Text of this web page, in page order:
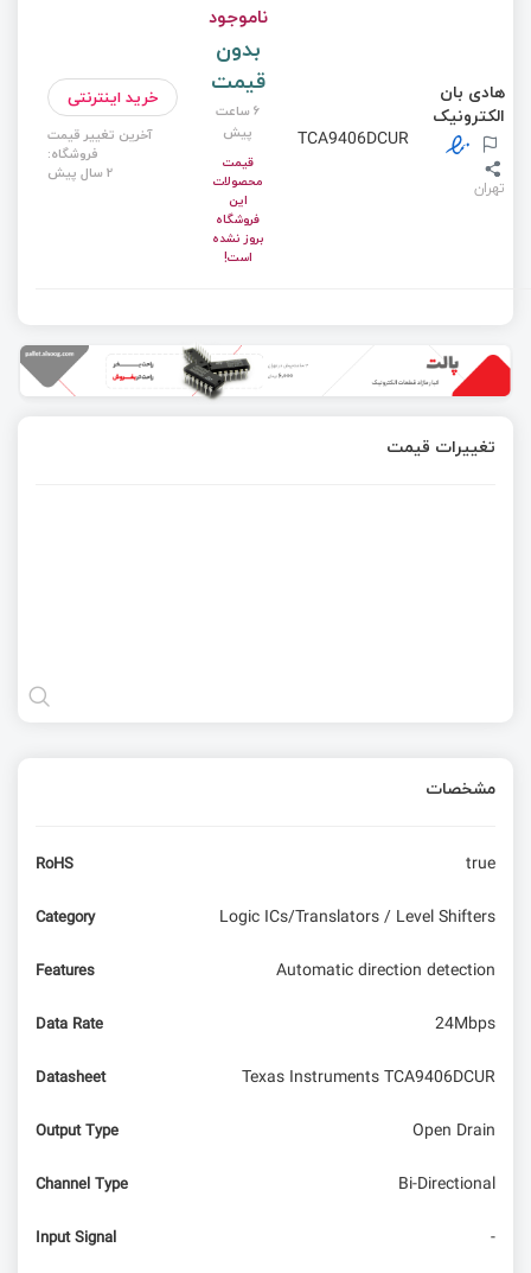
هادی بان
الکترونیک
تهران
TCA9406DCUR
ناموجود
بدون
قیمت
6 ساعت
پیش
قیمت
محصولات
این
فروشگاه
بروز نشده
است!
خرید اینترنتی
آخرین تغییر قیمت
فروشگاه:
2 سال پیش
تغییرات قیمت
مشخصات
RoHS true
Category Logic ICs/Translators / Level Shifters
Features Automatic direction detection
Data Rate 24Mbps
Datasheet Texas Instruments TCA9406DCUR
Output Type Open Drain
Channel Type Bi-Directional
Input Signal -